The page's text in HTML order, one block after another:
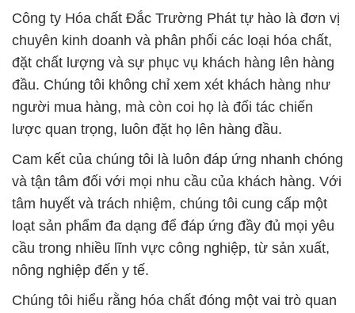
Công ty Hóa chất Đắc Trường Phát tự hào là đơn vị
chuyên kinh doanh và phân phối các loại hóa chất,
đặt chất lượng và sự phục vụ khách hàng lên hàng
đầu. Chúng tôi không chỉ xem xét khách hàng như
người mua hàng, mà còn coi họ là đối tác chiến
lược quan trọng, luôn đặt họ lên hàng đầu.
Cam kết của chúng tôi là luôn đáp ứng nhanh chóng
và tận tâm đối với mọi nhu cầu của khách hàng. Với
tâm huyết và trách nhiệm, chúng tôi cung cấp một
loạt sản phẩm đa dạng để đáp ứng đầy đủ mọi yêu
cầu trong nhiều lĩnh vực công nghiệp, từ sản xuất,
nông nghiệp đến y tế.
Chúng tôi hiểu rằng hóa chất đóng một vai trò quan